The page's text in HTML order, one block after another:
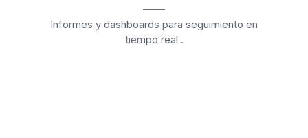
Informes y dashboards para seguimiento en
tiempo real .